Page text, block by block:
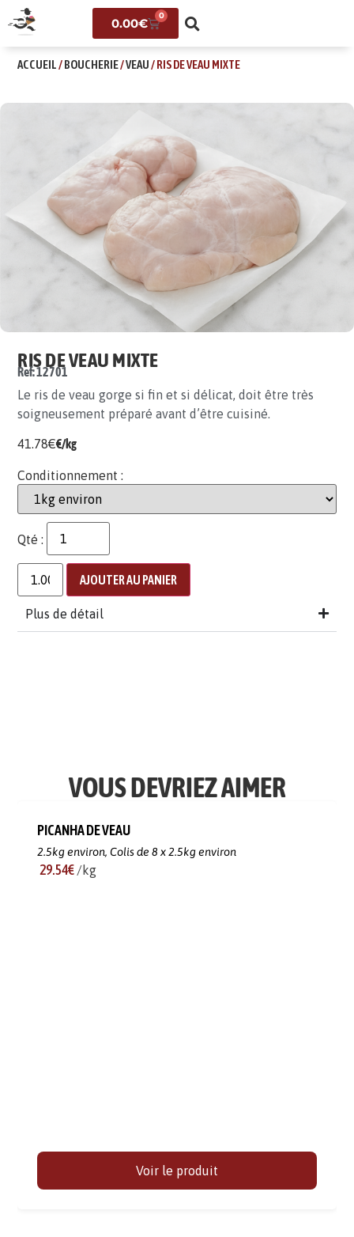
0.00€
0
ACCUEIL/BOUCHERIE/VEAU/ RIS DE VEAU MIXTE
RIS DE VEAU MIXTE
Ref: 12701
Le ris de veau gorge si fin et si délicat, doit être très
soigneusement préparé avant d’être cuisiné.
41.78€€/kg
Conditionnement :
Qté :
AJOUTER AU PANIER
Plus de détail
VOUS DEVRIEZ AIMER
PICANHA DE VEAU
2.5kg environ, Colis de 8 x 2.5kg environ
29.54€ /kg
Voir le produit